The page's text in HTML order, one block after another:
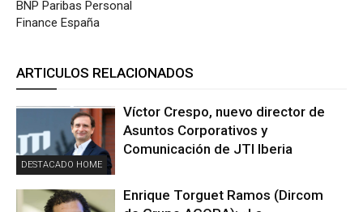
BNP Paribas Personal
Finance España
ARTICULOS RELACIONADOS
DESTACADO HOME
Víctor Crespo, nuevo director de
Asuntos Corporativos y
Comunicación de JTI Iberia
Enrique Torguet Ramos (Dircom